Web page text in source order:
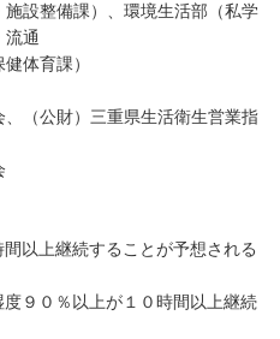
設整備課）、環境生活部（私学
流通
体育課）
（公財）三重県生活衛生営業指
以上継続することが予想される
９０％以上が１０時間以上継続